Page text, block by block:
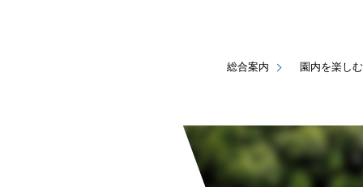
総合案内 園内を楽しむ